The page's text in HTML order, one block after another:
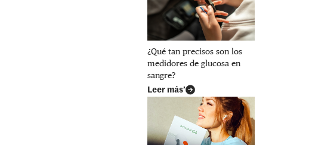
¿Qué tan precisos son los
medidores de glucosa en
sangre?
Leer más’